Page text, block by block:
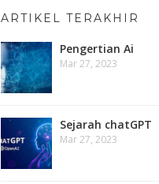
ARTIKEL TERAKHIR
Pengertian Ai
Mar 27, 2023
Sejarah chatGPT
Mar 27, 2023